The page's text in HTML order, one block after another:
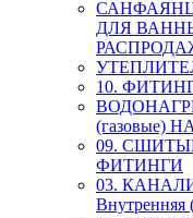
ДЛЯ
10.
(газовые)
09.
ФИТИНГИ
03.